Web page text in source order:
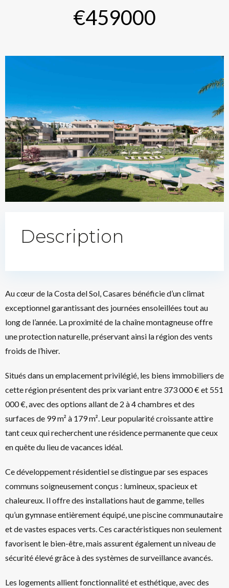
€459000
Description
Au cœur de la Costa del Sol, Casares bénéficie d’un climat
exceptionnel garantissant des journées ensoleillées tout au
long de l’année. La proximité de la chaîne montagneuse offre
une protection naturelle, préservant ainsi la région des vents
froids de l’hiver.
Situés dans un emplacement privilégié, les biens immobiliers de
cette région présentent des prix variant entre 373 000 € et 551
000 €, avec des options allant de 2 à 4 chambres et des
surfaces de 99 m² à 179 m². Leur popularité croissante attire
tant ceux qui recherchent une résidence permanente que ceux
en quête du lieu de vacances idéal.
Ce développement résidentiel se distingue par ses espaces
communs soigneusement conçus : lumineux, spacieux et
chaleureux. Il offre des installations haut de gamme, telles
qu’un gymnase entièrement équipé, une piscine communautaire
et de vastes espaces verts. Ces caractéristiques non seulement
favorisent le bien-être, mais assurent également un niveau de
sécurité élevé grâce à des systèmes de surveillance avancés.
Les logements allient fonctionnalité et esthétique, avec des